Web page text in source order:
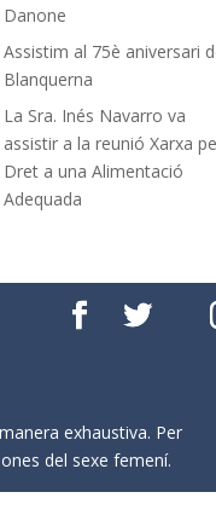
Danone
Assistim al 75è aniversari
Blanquerna
La Sra. Inés Navarro va
assistir a la reunió Xarxa
Dret a una Alimentació
Adequada
exhaustiva. Per
del sexe femení.